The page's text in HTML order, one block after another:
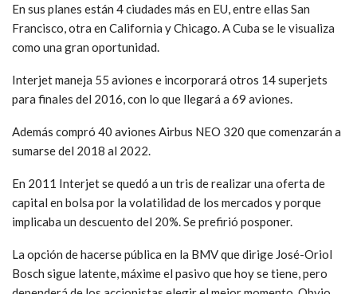
En sus planes están 4 ciudades más en EU, entre ellas San
Francisco, otra en California y Chicago. A Cuba se le visualiza
como una gran oportunidad.
Interjet maneja 55 aviones e incorporará otros 14 superjets
para finales del 2016, con lo que llegará a 69 aviones.
Además compró 40 aviones Airbus NEO 320 que comenzarán a
sumarse del 2018 al 2022.
En 2011 Interjet se quedó a un tris de realizar una oferta de
capital en bolsa por la volatilidad de los mercados y porque
implicaba un descuento del 20%. Se prefirió posponer.
La opción de hacerse pública en la BMV que dirige José-Oriol
Bosch sigue latente, máxime el pasivo que hoy se tiene, pero